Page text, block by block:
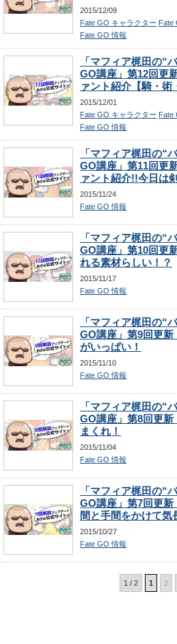
2015/12/09
Fate GO キャラクター Fate
Fate GO 情報
「マフィア梶田の“
GO講座」第12回更
ァント紹介【騎・術
2015/12/01
Fate GO キャラクター Fate
Fate GO 情報
「マフィア梶田の“
GO講座」第11回更
ァント紹介!!今日は
2015/11/24
Fate GO 情報
「マフィア梶田の“
GO講座」第10回更
れる素材らしい！？
2015/11/17
Fate GO 情報
「マフィア梶田の“
GO講座」第9回更新
がいっぱい！
2015/11/10
Fate GO 情報
「マフィア梶田の“
GO講座」第8回更新
まくれ！
2015/11/04
Fate GO 情報
「マフィア梶田の“
GO講座」第7回更
間と手間をかけて気
2015/10/27
Fate GO 情報
1 / 2 1 2